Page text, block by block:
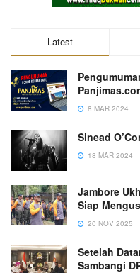
Latest
8 MAR 2024
Sinead
18 MAR 2024
Jambore
Siap
20 NOV 2025
Setelah
Sambangi